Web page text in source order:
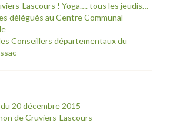
Lascours ! Yoga…. tous les jeudis…
délégués au Centre Communal
Conseillers départementaux du
20 décembre 2015
de Cruviers-Lascours